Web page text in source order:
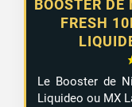
BOOSTER DE
FRESH
Le Booster de
Liquideo ou MX